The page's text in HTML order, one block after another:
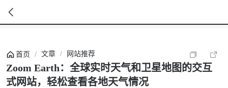
首页 / 文章 / 网站推荐
Zoom Earth：全球实时天气和卫星地图的交互
式网站，轻松查看各地天气情况